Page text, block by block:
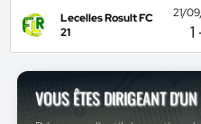
Lecelles Rosult FC
21
21/
1
VOUS ÊTES DIRIGEANT